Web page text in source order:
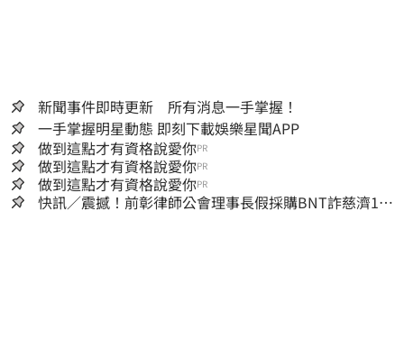
新聞事件即時更新 所有消息一手掌握！
一手掌握明星動態 即刻下載娛樂星聞APP
做到這點才有資格說愛你PR
做到這點才有資格說愛你PR
做到這點才有資格說愛你PR
快訊／震撼！前彰律師公會理事長假採購BNT詐慈濟10